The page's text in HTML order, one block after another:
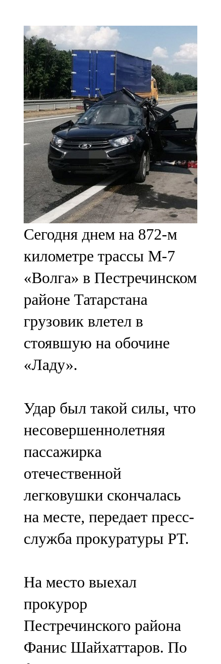
106,2 FM
Минзәлә
107,3 FM
Мөслим
100,0 FM
Нурлат
104,7 FM
Олы Әтнә
71,42 FM
Сарман
107,8 FM
Теләче
106,1 FM
Түбән Кама
102,6 FM
Чирмешән
107,7 FM
103,0 FM
Чүпрәле
91,0 FM
Шәмәрдән
102,3 FM
Яңа чишмә
107,0 FM
105,5 FM
Сегодня днем на 872-м
километре трассы М-7
«Волга» в Пестречинском
районе Татарстана
грузовик влетел в
стоявшую на обочине
«Ладу».
Удар был такой силы, что
несовершеннолетняя
пассажирка
отечественной
легковушки скончалась
на месте, передает пресс-
служба прокуратуры РТ.
На место выехал
прокурор
Пестречинского района
Фанис Шайхаттаров. По